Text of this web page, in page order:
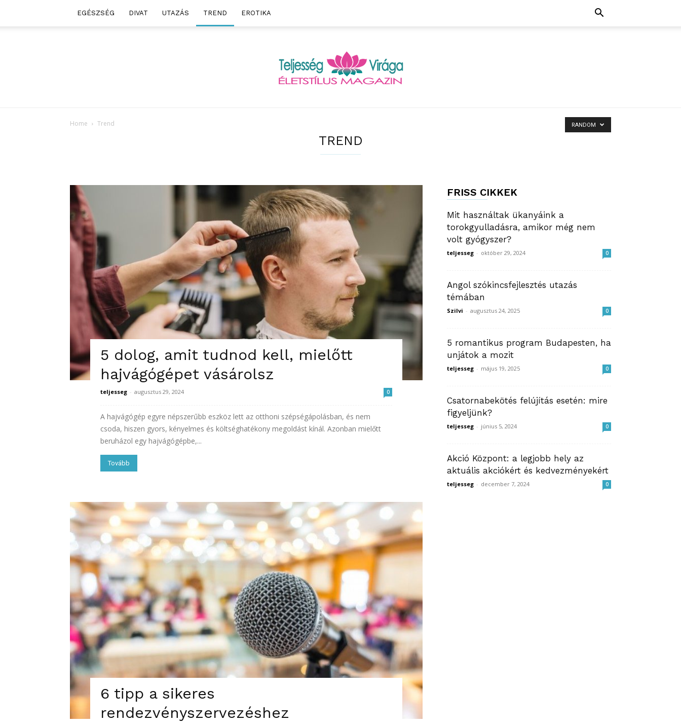
EGÉSZSÉG DIVAT UTAZÁS TREND EROTIKA
Virága
Home Trend
TREND
RANDOM
5 dolog, amit tudnod kell, mielőtt
hajvágógépet vásárolsz
teljesseg - augusztus 29, 2024 0
A hajvágógép egyre népszerűbb eszköz lett az otthoni szépségápolásban, és nem
csoda, hiszen gyors, kényelmes és költséghatékony megoldást kínál. Azonban mielőtt
beruházol egy hajvágógépbe,...
Tovább
6 tipp a sikeres
rendezvényszervezéshez
FRISS CIKKEK
Mit használtak ükanyáink a
torokgyulladásra, amikor még nem
volt gyógyszer?
teljesseg - október 29, 2024 0
Angol szókincsfejlesztés utazás
témában
Szilvi - augusztus 24, 2025 0
5 romantikus program Budapesten, ha
unjátok a mozit
teljesseg - május 19, 2025 0
Csatornabekötés felújítás esetén: mire
figyeljünk?
teljesseg - június 5, 2024 0
Akció Központ: a legjobb hely az
aktuális akciókért és kedvezményekért
teljesseg - december 7, 2024 0